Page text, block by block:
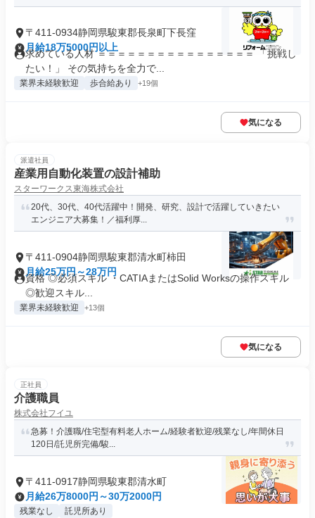
〒411-0934静岡県駿東郡長泉町下長窪
月給18万5000円以上
求めている人材 ＝＝＝＝＝＝＝＝＝＝＝＝＝＝＝＝ 「挑戦し
たい！」 その気持ちを全力で...
業界未経験歓迎 歩合給あり +19個
気になる
派遣社員
産業用自動化装置の設計補助
スターワークス東海株式会社
20代、30代、40代活躍中！開発、研究、設計で活躍していきたい
エンジニア大募集！／福利厚...
〒411-0904静岡県駿東郡清水町柿田
月給25万円～28万円
資格 ◎必須スキル ・CATIAまたはSolid Worksの操作スキル
◎歓迎スキル...
業界未経験歓迎 +13個
気になる
正社員
介護職員
株式会社フイユ
急募！介護職/住宅型有料老人ホーム/経験者歓迎/残業なし/年間休日
120日/託児所完備/駿...
〒411-0917静岡県駿東郡清水町
月給26万8000円～30万2000円
残業なし 託児所あり